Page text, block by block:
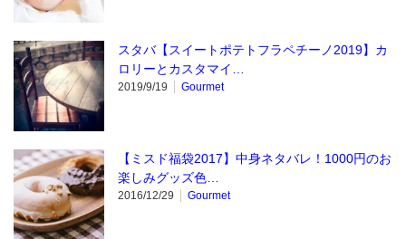
スタバ【スイートポテトフラペチーノ2019】カ
ロリーとカスタマイ…
2019/9/19 Gourmet
【ミスド福袋2017】中身ネタバレ！1000円のお
楽しみグッズ色…
2016/12/29 Gourmet